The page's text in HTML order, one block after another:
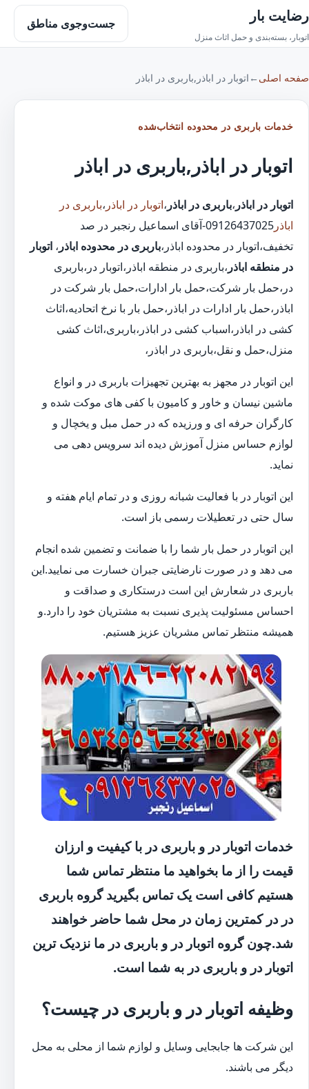
رضایت بار
اتوبار، بسته‌بندی و حمل اثاث منزل
جست‌وجوی مناطق
صفحه اصلی ← اتوبار در اباذر,باربری در اباذر
خدمات باربری در محدوده انتخاب‌شده
اتوبار در اباذر,باربری در اباذر
اتوبار در اباذر ،باربری در اباذر ،اتوبار در اباذر ،باربری در
اباذر
09126437025-آقای اسماعیل رنجبر در صد
تخفیف،اتوبار در محدوده اباذر،باربری در محدوده اباذر ، اتوبار
در منطقه اباذر ،باربری در منطقه اباذر،اتوبار در،باربری
در،حمل بار شرکت،حمل بار ادارات،حمل بار شرکت در
اباذر،حمل بار ادارات در اباذر،حمل بار با نرخ اتحادیه،اثاث
کشی در اباذر،اسباب کشی در اباذر،باربری،اثاث کشی
منزل،حمل و نقل،باربری در اباذر،
این اتوبار در مجهز به بهترین تجهیزات باربری در و انواع
ماشین نیسان و خاور و کامیون با کفی های موکت شده و
کارگران حرفه ای و ورزیده که در حمل مبل و یخچال و
لوازم حساس منزل آموزش دیده اند سرویس دهی می
نماید.
این اتوبار در با فعالیت شبانه روزی و در تمام ایام هفته و
سال حتی در تعطیلات رسمی باز است.
این اتوبار در حمل بار شما را با ضمانت و تضمین شده انجام
می دهد و در صورت نارضایتی جبران خسارت می نمایید.این
باربری در شعارش این است درستکاری و صداقت و
احساس مسئولیت پذیری نسبت به مشتریان خود را دارد.و
همیشه منتظر تماس مشریان عزیز هستیم.
خدمات اتوبار در و باربری در با کیفیت و ارزان
قیمت را از ما بخواهید ما منتظر تماس شما
هستیم کافی است یک تماس بگیرید گروه باربری
در در کمترین زمان در محل شما حاضر خواهند
شد.چون گروه اتوبار در و باربری در ما نزدیک ترین
اتوبار در و باربری در به شما است.
وظیفه اتوبار در و باربری در چیست؟
این شرکت ها جابجایی وسایل و لوازم شما از محلی به محل
دیگر می باشند.